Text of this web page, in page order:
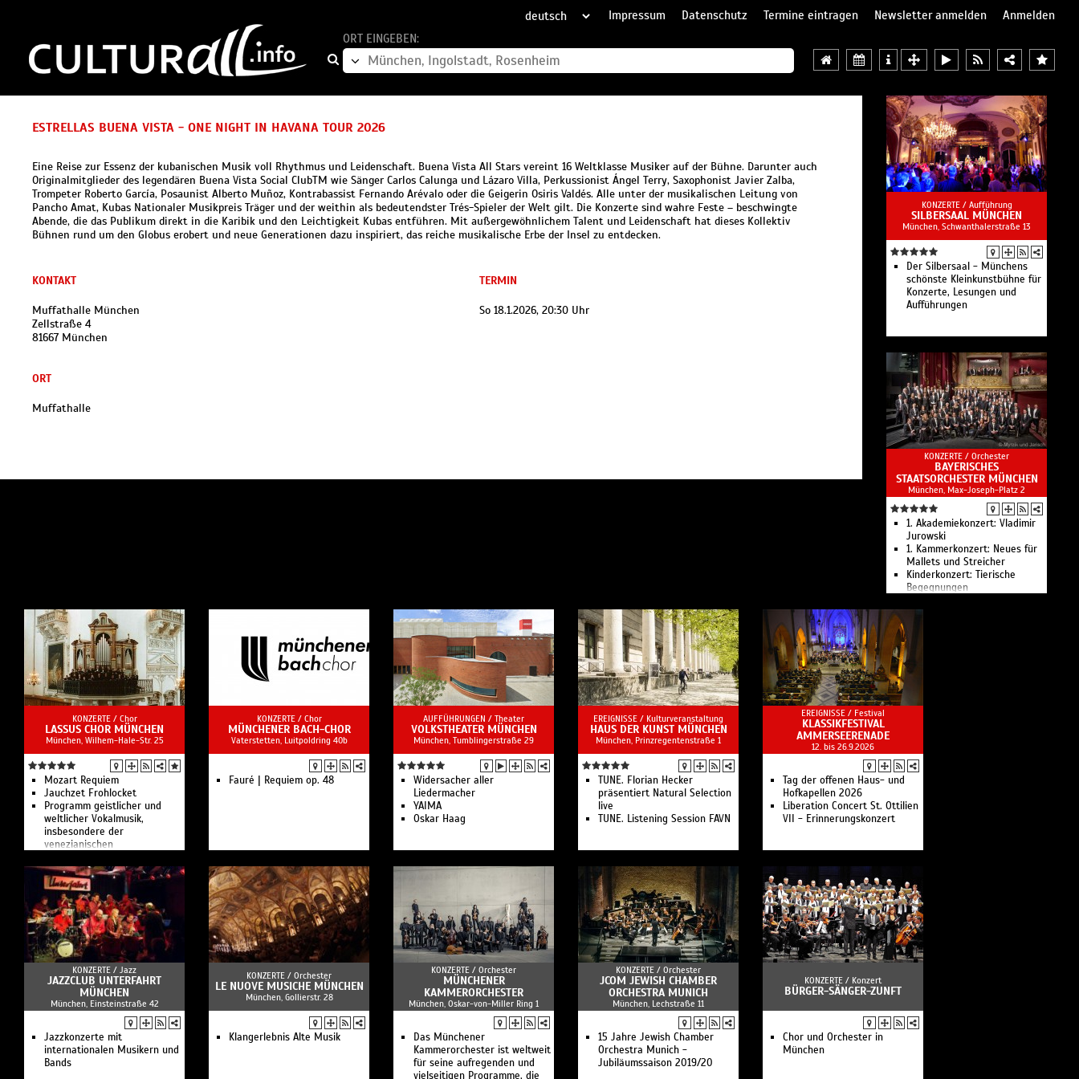
Impressum Datenschutz Termine eintragen Newsletter anmelden
Anmelden
ORT EINGEBEN:
ESTRELLAS BUENA VISTA - ONE NIGHT IN HAVANA TOUR 2026
Eine Reise zur Essenz der kubanischen Musik voll Rhythmus und Leidenschaft. Buena Vista All Stars vereint 16 Weltklasse Musiker auf der Bühne. Darunter auch
Originalmitglieder des legendären Buena Vista Social ClubTM wie Sänger Carlos Calunga und Lázaro Villa, Perkussionist Ángel Terry, Saxophonist Javier Zalba,
Trompeter Roberto García, Posaunist Alberto Muñoz, Kontrabassist Fernando Arévalo oder die Geigerin Osiris Valdés. Alle unter der musikalischen Leitung von
Pancho Amat, Kubas Nationaler Musikpreis Träger und der weithin als bedeutendster Trés-Spieler der Welt gilt. Die Konzerte sind wahre Feste – beschwingte
Abende, die das Publikum direkt in die Karibik und den Leichtigkeit Kubas entführen. Mit außergewöhnlichem Talent und Leidenschaft hat dieses Kollektiv
Bühnen rund um den Globus erobert und neue Generationen dazu inspiriert, das reiche musikalische Erbe der Insel zu entdecken.
KONTAKT
Muffathalle München
Zellstraße 4
81667 München
ORT
Muffathalle
TERMIN
So 18.1.2026, 20:30 Uhr
KONZERTE / Aufführung
SILBERSAAL MÜNCHEN
München, Schwanthalerstraße 13
Der Silbersaal - Münchens
schönste Kleinkunstbühne für
Konzerte, Lesungen und
Aufführungen
KONZERTE / Orchester
BAYERISCHES
STAATSORCHESTER MÜNCHEN
München, Max-Joseph-Platz 2
1. Akademiekonzert: Vladimir
Jurowski
1. Kammerkonzert: Neues für
Mallets und Streicher
Kinderkonzert: Tierische
Begegnungen
Bläserklänge
3. Akademiekonzert: Vladimir
1. Familien-Kammerkonzert:
3. Kammerkonzert:
4. Kammerkonzert:
Götterfunken II
5. Akademiekonzert: Stéphane
6. Kammerkonzert:
Götterfunken IV
Das Bayerische
Staatsorchester ist der
Klangkörper der Bayerischen
Staatsoper München und
eines der ältesten und
KONZERTE / Chor
LASSUS CHOR MÜNCHEN
München, Wilhem-Hale-Str. 25
Mozart Requiem
Jauchzet Frohlocket
Programm geistlicher und
weltlicher Vokalmusik,
insbesondere der
venezianischen
Chor und Instrumente
KONZERTE / Chor
MÜNCHENER BACH-CHOR
Vaterstetten, Luitpoldring 40b
Fauré | Requiem op. 48
AUFFÜHRUNGEN / Theater
VOLKSTHEATER MÜNCHEN
München, Tumblingerstraße 29
Widersacher aller
Liedermacher
YAIMA
Oskar Haag
EREIGNISSE / Kulturveranstaltung
HAUS DER KUNST MÜNCHEN
München, Prinzregentenstraße 1
TUNE. Florian Hecker
präsentiert Natural Selection
live
TUNE. Listening Session FAVN
EREIGNISSE / Festival
KLASSIKFESTIVAL
AMMERSEERENADE
12. bis 26.9.2026
Tag der offenen Haus- und
Hofkapellen 2026
Liberation Concert St. Ottilien
VII - Erinnerungskonzert
KONZERTE / Jazz
JAZZCLUB UNTERFAHRT
MÜNCHEN
München, Einsteinstraße 42
Jazzkonzerte mit
internationalen Musikern und
Bands
KONZERTE / Orchester
LE NUOVE MUSICHE MÜNCHEN
München, Gollierstr. 28
Klangerlebnis Alte Musik
KONZERTE / Orchester
MÜNCHENER
KAMMERORCHESTER
München, Oskar-von-Miller Ring 1
Das Münchener
Kammerorchester ist weltweit
für seine aufregenden und
vielseitigen Programme, die
KONZERTE / Orchester
JCOM JEWISH CHAMBER
ORCHESTRA MUNICH
München, Lechstraße 11
15 Jahre Jewish Chamber
Orchestra Munich -
Jubiläumssaison 2019/20
KONZERTE / Konzert
BÜRGER-SÄNGER-ZUNFT
Chor und Orchester in
München